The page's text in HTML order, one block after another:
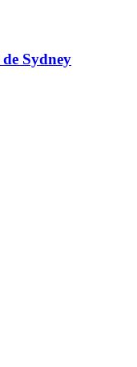
Sydney